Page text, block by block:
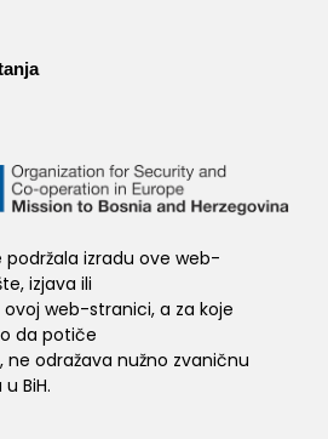
podržala izradu ove web-
izjava ili
web-stranici, a za koje
da potiče
ne odražava nužno zvaničnu
BiH.